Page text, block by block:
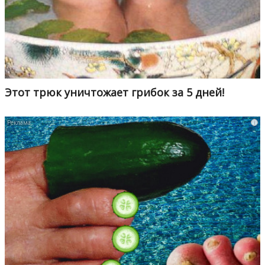
Этот трюк уничтожает грибок за 5 дней!
i